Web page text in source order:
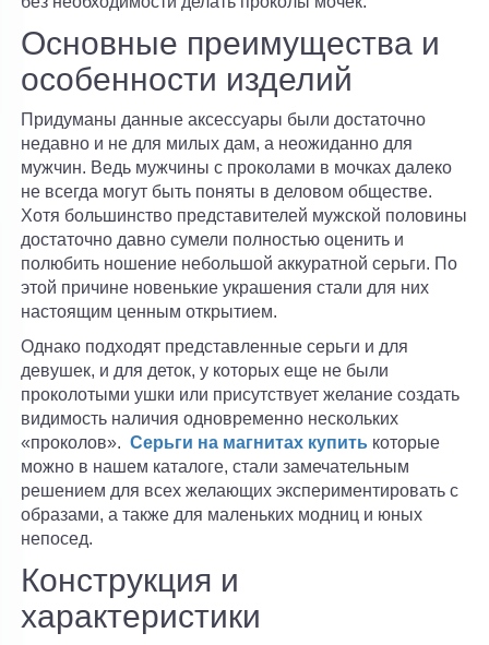
Основные преимущества и
особенности изделий
Придуманы данные аксессуары были достаточно
недавно и не для милых дам, а неожиданно для
мужчин. Ведь мужчины с проколами в мочках далеко
не всегда могут быть поняты в деловом обществе.
Хотя большинство представителей мужской половины
достаточно давно сумели полностью оценить и
полюбить ношение небольшой аккуратной серьги. По
этой причине новенькие украшения стали для них
настоящим ценным открытием.
Однако подходят представленные серьги и для
девушек, и для деток, у которых еще не были
проколотыми ушки или присутствует желание создать
видимость наличия одновременно нескольких
«проколов». Серьги на магнитах купить которые
можно в нашем каталоге, стали замечательным
решением для всех желающих экспериментировать с
образами, а также для маленьких модниц и юных
непосед.
Конструкция и
характеристики